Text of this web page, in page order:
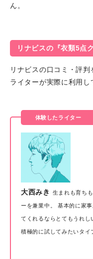
ん。
リナビスの『衣類5点
リナビスの口コミ・評
ライターが実際に利用し
体験したライター
大西みき 生まれも育ち
ーを兼業中。 基本的に家
てくれるならとてもうれし
積極的に試してみたいタイ